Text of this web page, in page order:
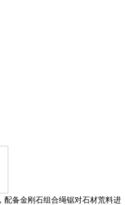
配备金刚石组合绳锯对石材荒料进